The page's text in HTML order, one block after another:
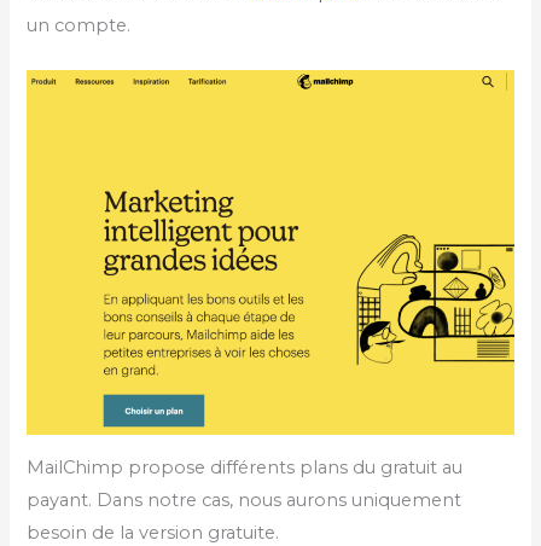
un compte.
MailChimp propose différents plans du gratuit au
payant. Dans notre cas, nous aurons uniquement
besoin de la version gratuite.